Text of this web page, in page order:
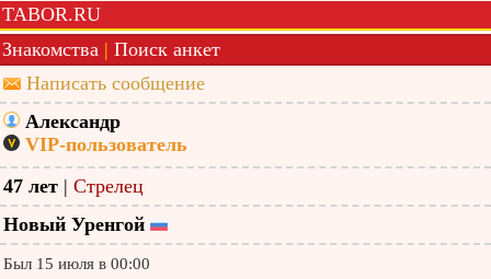
TABOR.RU
Знакомства | Поиск анкет
Написать сообщение
Александр
VIP-пользователь
47 лет | Стрелец
Новый Уренгой
Был 15 июля в 00:00